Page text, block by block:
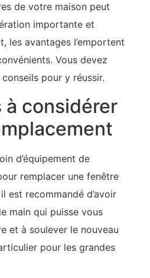
de votre maison peut
importante et
les avantages l’emportent
Vous devez
pour y réussir.
à considérer
d’équipement de
remplacer une fenêtre
est recommandé d’avoir
main qui puisse vous
et à soulever le nouveau
pour les grandes